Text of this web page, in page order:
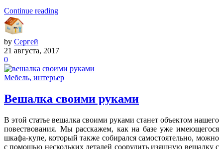
Continue reading
by Сергей
21 августа, 2017
0
Мебель, интерьер
Вешалка своими руками
В этой статье вешалка своими руками станет объектом нашего
повествования. Мы расскажем, как на базе уже имеющегося
шкафа-купе, который также собирался самостоятельно, можно
с помощью нескольких деталей соорудить изящную вешалку с